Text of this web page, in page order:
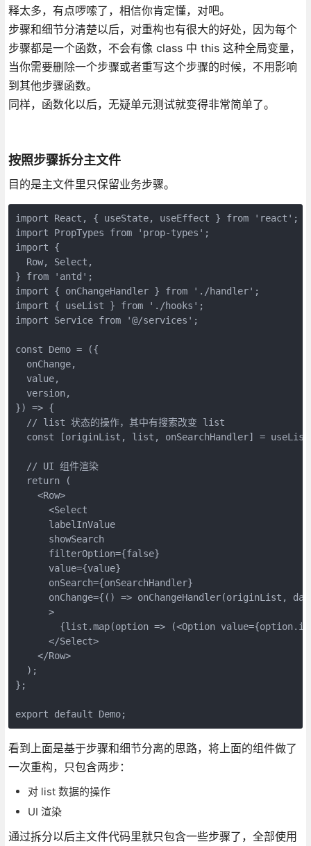
释太多，有点啰嗦了，相信你肯定懂，对吧。
步骤和细节分清楚以后，对重构也有很大的好处，因为每个
步骤都是一个函数，不会有像 class 中 this 这种全局变量，
当你需要删除一个步骤或者重写这个步骤的时候，不用影响
到其他步骤函数。
同样，函数化以后，无疑单元测试就变得非常简单了。
按照步骤拆分主文件
目的是主文件里只保留业务步骤。
import React, { useState, useEffect } from 'react';
import PropTypes from 'prop-types';
import {
  Row, Select,
} from 'antd';
import { onChangeHandler } from './handler';
import { useList } from './hooks';
import Service from '@/services';
const Demo = ({
  onChange,
  value,
  version,
}) => {
  // list 状态的操作，其中有搜索改变 list
const [originList, list, onSearchHandler] =
  // UI 组件渲染
  return (
    <Row>
      <Select
      labelInValue
      showSearch
      filterOption={false}
      value={value}
      onSearch={onSearchHandler}
onChange={() => onChangeHandler(originList,
      >
{list.map(option => (<Option
      </Select>
    </Row>
  );
};
看到上面是基于步骤和细节分离的思路，将上面的组件做了
一次重构，只包含两步：
对 list 数据的操作
UI 渲染
通过拆分以后主文件代码里就只包含一些步骤了，全部使用